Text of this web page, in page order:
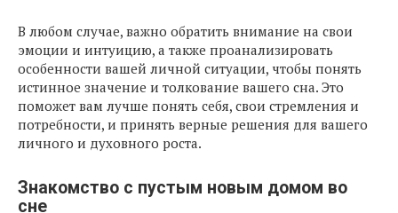
В любом случае, важно обратить внимание на свои
эмоции и интуицию, а также проанализировать
особенности вашей личной ситуации, чтобы понять
истинное значение и толкование вашего сна. Это
поможет вам лучше понять себя, свои стремления и
потребности, и принять верные решения для вашего
личного и духовного роста.
Знакомство с пустым новым домом во
сне